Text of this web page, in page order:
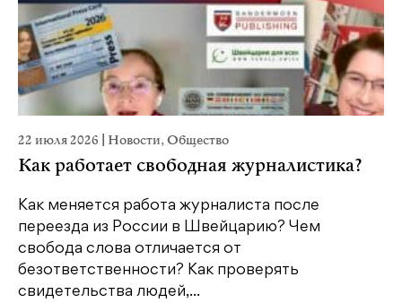
22 июля 2026 Новости,Общество
Как работает свободная журналистика?
Как меняется работа журналиста после
переезда из России в Швейцарию? Чем
свобода слова отличается от
безответственности? Как проверять
свидетельства людей,...